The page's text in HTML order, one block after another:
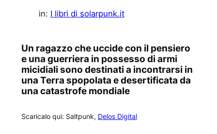
in: I libri di solarpunk.it
Un ragazzo che uccide con il pensiero
e una guerriera in possesso di armi
micidiali sono destinati a incontrarsi in
una Terra spopolata e desertificata da
una catastrofe mondiale
Scaricalo qui: Saltpunk, Delos Digital